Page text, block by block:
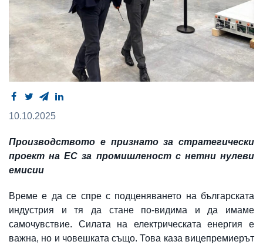
10.10.2025
Производството е признато за стратегически
проект на ЕС за промишленост с нетни нулеви
емисии
Време е да се спре с подценяването на българската
индустрия и тя да стане по-видима и да имаме
самочувствие. Силата на електрическата енергия е
важна, но и човешката също. Това каза вицепремиерът